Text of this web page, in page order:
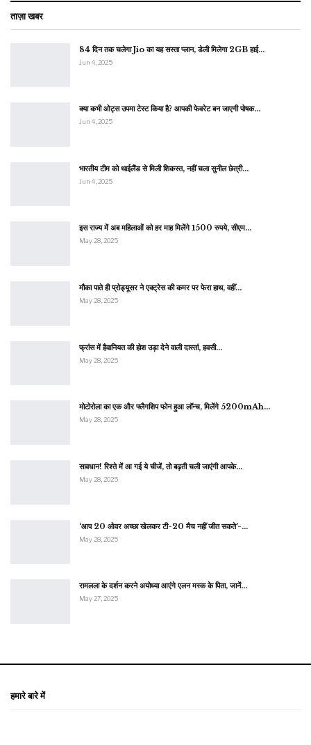
ताज़ा खबर
84 दिन तक चलेगा Jio का यह सस्ता प्लान, डेली मिलेगा 2GB हाई…
Jun 4, 2025
क्या कभी ओट्स उपमा टेस्ट किया है? आपकी फेवरेट बन जाएगी पोषक…
Jun 4, 2025
भारतीय टीम को थाईलैंड से मिली शिकस्त, नहीं चला सुनील छेत्री…
Jun 4, 2025
इस राज्य में अब महिलाओं को हर माह मिलेंगे 1500 रुपये, सीएम…
May 28, 2025
मौका पाते ही प्रोड्यूसर ने एक्ट्रेस की कमर पर फेरा हाथ, वहीं…
May 28, 2025
फ्रांस में हैवानियत की होश उड़ा देने वाली दास्तां, हवसी…
May 28, 2025
मोटोरोला का एक और फ्लैगशिप फोन हुआ लॉन्च, मिलेंगे 5200mAh…
May 28, 2025
सावधान! रिश्ते में आ गई ये चीजें, तो बढ़ती चली जाएंगी आपके…
May 28, 2025
‘आप 20 ओवर अच्छा खेलकर टी-20 मैच नहीं जीत सकते’-…
May 28, 2025
रामलला के दर्शन करने अयोध्या आएंगे एलन मस्क के पिता, जानें…
May 27, 2025
हमारे बारे में